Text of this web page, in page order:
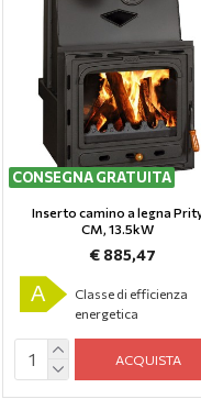
CONSEGNA GRATUITA
Inserto camino a legna
CM, 13.5kW
€ 885,47
A
Classe di efficienza
energetica
ACQUISTA